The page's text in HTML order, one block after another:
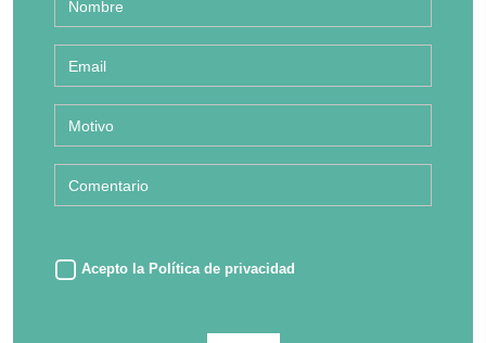
Acepto la Política de privacidad